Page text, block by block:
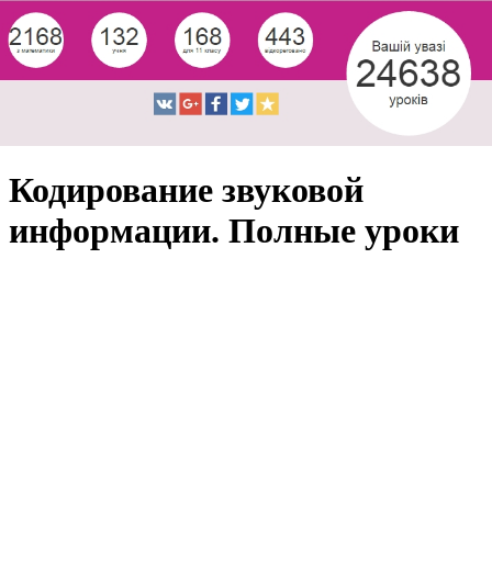
Кодирование звуковой
информации. Полные уроки